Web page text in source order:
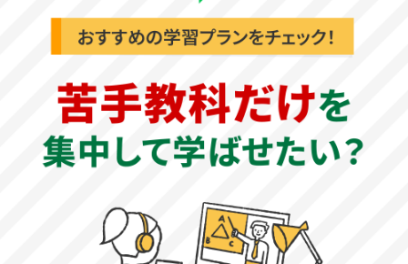
工学院大学 基本情報
公式サイト
工学院大学 公式サイト
学園創立：1887年（明治20年）／大学設置：1949年（昭和